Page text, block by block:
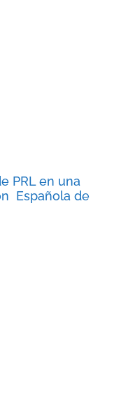
PRL en una
Española de